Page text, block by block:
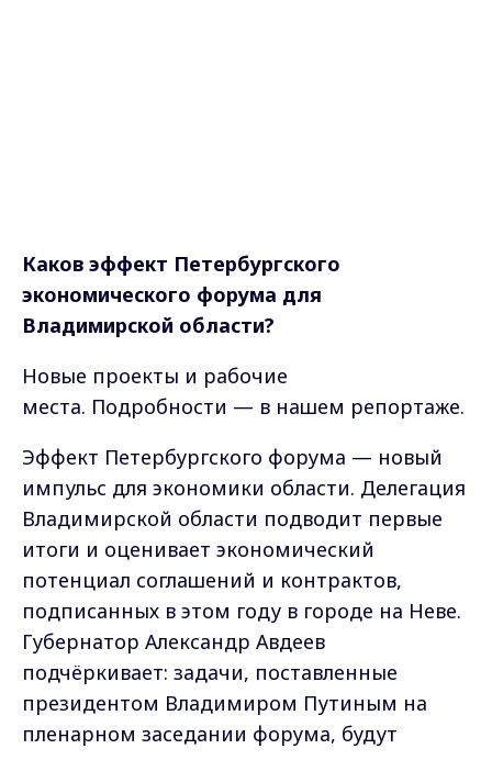
Каков эффект Петербургского
экономического форума для
Владимирской области?
Новые проекты и рабочие
места. Подробности — в нашем репортаже.
Эффект Петербургского форума — новый
импульс для экономики области. Делегация
Владимирской области подводит первые
итоги и оценивает экономический
потенциал соглашений и контрактов,
подписанных в этом году в городе на Неве.
Губернатор Александр Авдеев
подчёркивает: задачи, поставленные
президентом Владимиром Путиным на
пленарном заседании форума, будут